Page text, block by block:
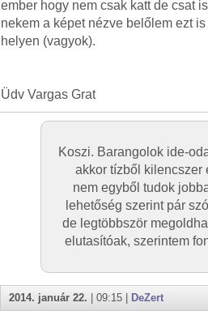
ember hogy nem csak katt de csat
nekem a képet nézve belőlem ezt
helyen (vagyok).
Üdv Vargas Grat
Koszi. Barangolok ide-
akkor tízből kilencszer
nem egyből tudok
lehetőség szerint pár
de legtöbbször
elutasítóak, szerintem
2014. január 22. | 09:15 | DeZert